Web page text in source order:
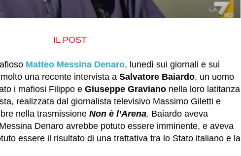
IL POST
Matteo Messina Denaro, lunedì sui giornali e sui
una recente intervista a Salvatore Baiardo, un uomo
i mafiosi Filippo e Giuseppe Graviano nella loro latitanza
realizzata dal giornalista televisivo Massimo Giletti e
nella trasmissione Non è l’Arena, Baiardo aveva
Denaro avrebbe potuto essere imminente, e aveva
essere il risultato di una trattativa tra lo Stato italiano e la